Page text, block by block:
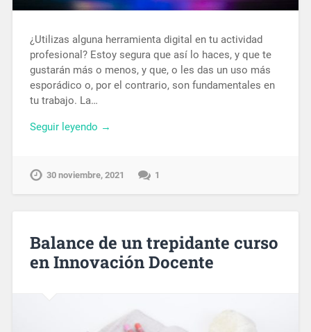
¿Utilizas alguna herramienta digital en tu actividad
profesional? Estoy segura que así lo haces, y que te
gustarán más o menos, y que, o les das un uso más
esporádico o, por el contrario, son fundamentales en
tu trabajo. La…
Seguir leyendo →
30 noviembre, 2021 1
Balance de un trepidante curso
en Innovación Docente